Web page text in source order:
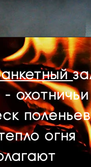
- охотничьи
огня